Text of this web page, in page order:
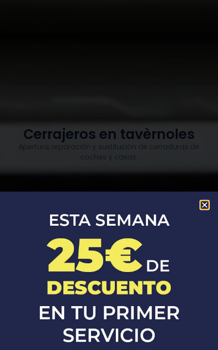
Cerrajeros en tavèrnoles
Apertura, reparación y sustitución de cerraduras de
coches y casas.​